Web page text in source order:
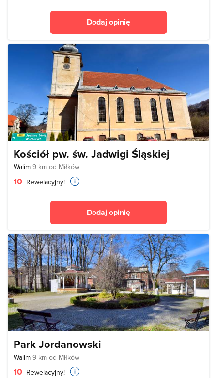
Dodaj opinię
Kościół pw. św. Jadwigi Śląskiej
Walim 9 km od Miłków
10 Rewelacyjny!
Dodaj opinię
Park Jordanowski
Walim 9 km od Miłków
10 Rewelacyjny!